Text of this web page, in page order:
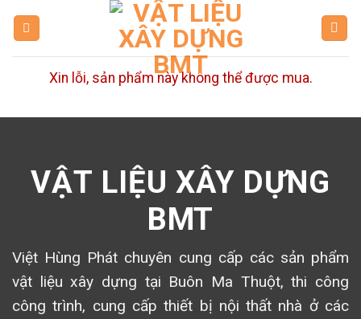
Xin lỗi, sản phẩm này không thể được mua.
VẬT LIỆU XÂY DỰNG
BMT
Việt Hùng Phát chuyên cung cấp các sản phẩm
vật liệu xây dựng tại Buôn Ma Thuột, thi công
công trình, cung cấp thiết bị nội thất nhà ở các